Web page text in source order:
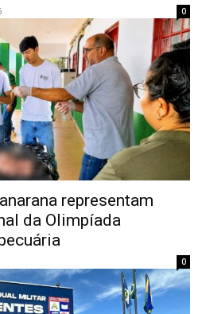
0
representam
da Olimpíada
0